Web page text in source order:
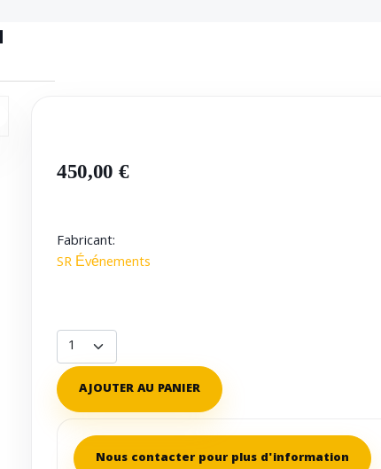
450,00 €
Fabricant:
SR Événements
AJOUTER AU PANIER
Nous contacter pour plus d'information